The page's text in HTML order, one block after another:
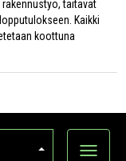
taitavat
Kaikki
koottuna
Näytä